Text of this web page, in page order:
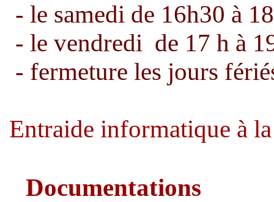
- le samedi de 16h30 à
- le vendredi de 17 h à
- fermeture les jours
Entraide informatique à
Documentations